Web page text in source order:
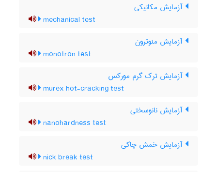
آزمایش مکانیکی
mechanical test
آزمایش منوترون
monotron test
آزمایش ترک گرم مورکس
murex hot-cracking test
آزمایش نانوسختی
nanohardness test
آزمایش خمش چاکی
nick break test